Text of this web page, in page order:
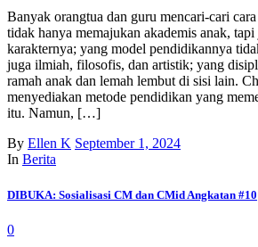
Banyak orangtua dan guru mencari-cari
tidak hanya memajukan akademis anak,
karakternya; yang model pendidikannya
juga ilmiah, filosofis, dan artistik; yang
ramah anak dan lemah lembut di sisi lain.
menyediakan metode pendidikan yang
itu. Namun, […]
By Ellen K September 1, 2024
In Berita
DIBUKA: Sosialisasi CM dan CMid Angkatan #10
0